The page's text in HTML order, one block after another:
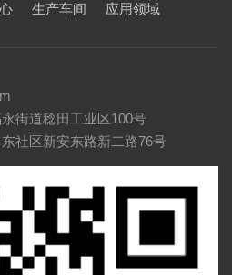
生产车间
应用领域
街道稔田工业区100号
社区新安东路新二路76号